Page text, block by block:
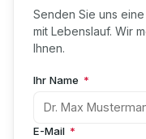
Senden Sie uns
mit Lebenslauf. Wir
Ihnen.
Ihr Name *
E-Mail *